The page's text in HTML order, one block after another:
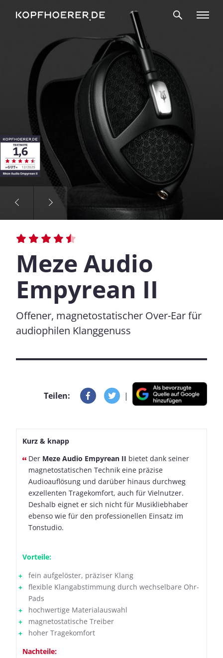
Meze Audio
Empyrean II
Offener, magnetostatischer Over-Ear für
audiophilen Klanggenuss
Teilen: |
Kurz & knapp
Der Meze Audio Empyrean II bietet dank seiner
magnetostatischen Technik eine präzise
Audioauflösung und darüber hinaus durchweg
exzellenten Tragekomfort, auch für Vielnutzer.
Deshalb eignet er sich nicht für Musikliebhaber
ebenso wie für den professionellen Einsatz im
Tonstudio.
Vorteile:
fein aufgelöster, präziser Klang
flexible Klangabstimmung durch wechselbare Ohr-
Pads
hochwertige Materialauswahl
magnetostatische Treiber
hoher Tragekomfort
Nachteile: